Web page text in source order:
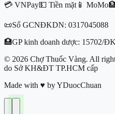
💳 VNPay💵 Tiền mặt 📱 MoMo
📜Số GCNĐKDN: 0317045088
🏥GP kinh doanh dược: 15702/
© 2026 Chợ Thuốc Vàng. All
do Sở KH&ĐT TP.HCM cấp
Made with ♥ byYDuocChuan